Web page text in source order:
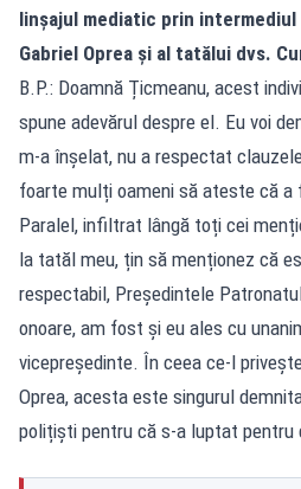
linșajul mediatic prin
Gabriel Oprea și al tatălui dvs.
B.P.: Doamnă Țicmeanu, acest
spune adevărul despre el. Eu voi
m-a înșelat, nu a respectat
foarte mulți oameni să ateste că
Paralel, infiltrat lângă toți cei
la tatăl meu, țin să menționez că
respectabil, Președintele
onoare, am fost și eu ales cu
vicepreședinte. În ceea ce-l
Oprea, acesta este singurul
polițiști pentru că s-a luptat pentru